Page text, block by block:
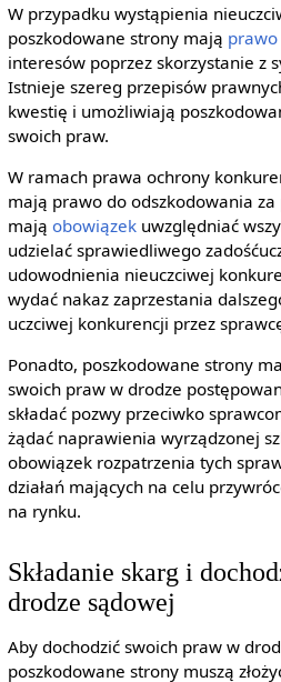
W przypadku wystąpienia
poszkodowane strony mają prawo
interesów poprzez skorzystanie z
Istnieje szereg przepisów
kwestię i umożliwiają
swoich praw.
W ramach prawa ochrony
mają prawo do odszkodowania za
mają obowiązekuwzględniać
udzielać sprawiedliwego
udowodnienia nieuczciwej
wydać nakaz zaprzestania
uczciwej konkurencji przez
Ponadto, poszkodowane strony
swoich praw w drodze
składać pozwy przeciwko
żądać naprawienia wyrządzonej
obowiązek rozpatrzenia tych
działań mających na celu
na rynku.
Składanie skarg i
drodze sądowej
Aby dochodzić swoich praw w
poszkodowane strony muszą